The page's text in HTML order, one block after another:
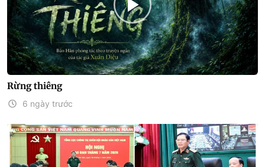
Rừng thiêng
6 ngày trước